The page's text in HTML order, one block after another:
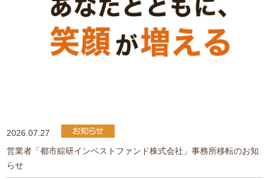
2026.07.27
営業者「都市綜研インベストファンド株式会社」事務所移転のお知
らせ